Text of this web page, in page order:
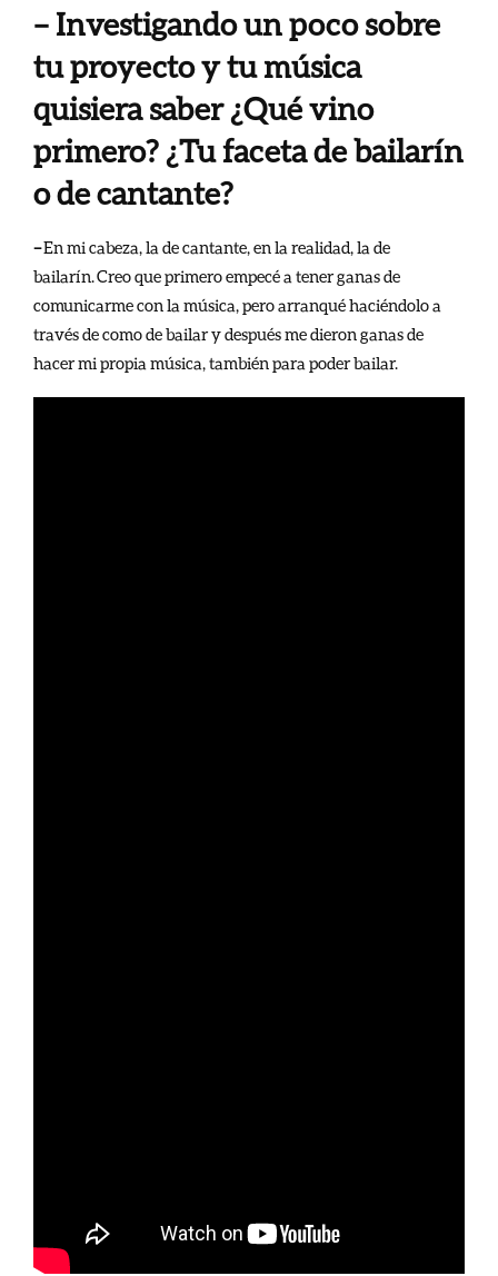
– Investigando un poco sobre
tu proyecto y tu música
quisiera saber ¿Qué vino
primero? ¿Tu faceta de bailarín
o de cantante?
–En mi cabeza, la de cantante, en la realidad, la de
bailarín. Creo que primero empecé a tener ganas de
comunicarme con la música, pero arranqué haciéndolo a
través de como de bailar y después me dieron ganas de
hacer mi propia música, también para poder bailar.